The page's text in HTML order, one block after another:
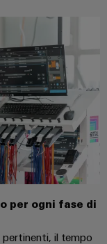
per ogni fase di
il tempo